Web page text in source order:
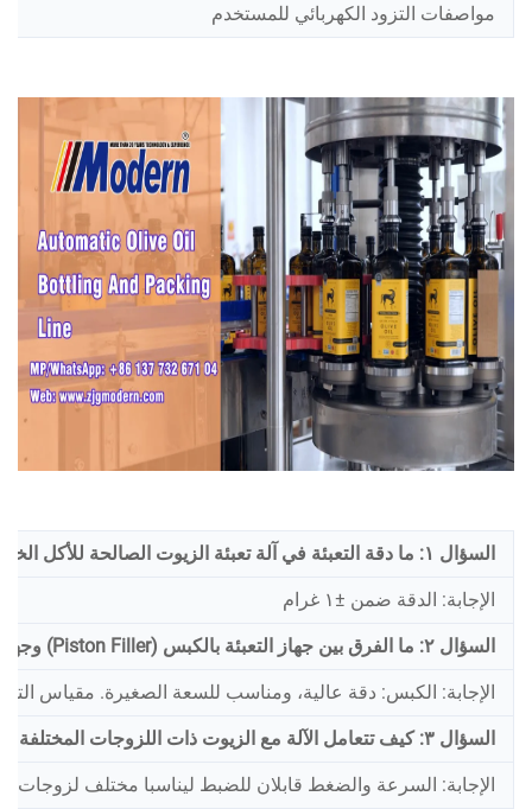
مواصفات التزود الكهربائي للمستخدم
السؤال ١: ما دقة التعبئة في آلة تعبئة الزيوت الصالحة للأكل الخاصة بكم — هل هي ±١ غرام أم أفضل من ذلك؟
الإجابة: الدقة ضمن ±١ غرام
السؤال ٢: ما الفرق بين جهاز التعبئة بالكبس (Piston Filler) وجهاز التعبئة بمقياس التدفق (Flowmeter Filler) للزيوت الصالحة للأكل — أيُّهما ينبغي أن أختار؟
الإجابة: الكبس: دقة عالية، ومناسب للسعة الصغيرة. مقياس
السؤال ٣: كيف تتعامل الآلة مع الزيوت ذات اللزوجات المختلفة — بدءًا من زيت الزيتون الخفيف ووصولًا إلى زيت النخيل السميك؟
الإجابة: السرعة والضغط قابلان للضبط ليناسبا مختلف لزوجات